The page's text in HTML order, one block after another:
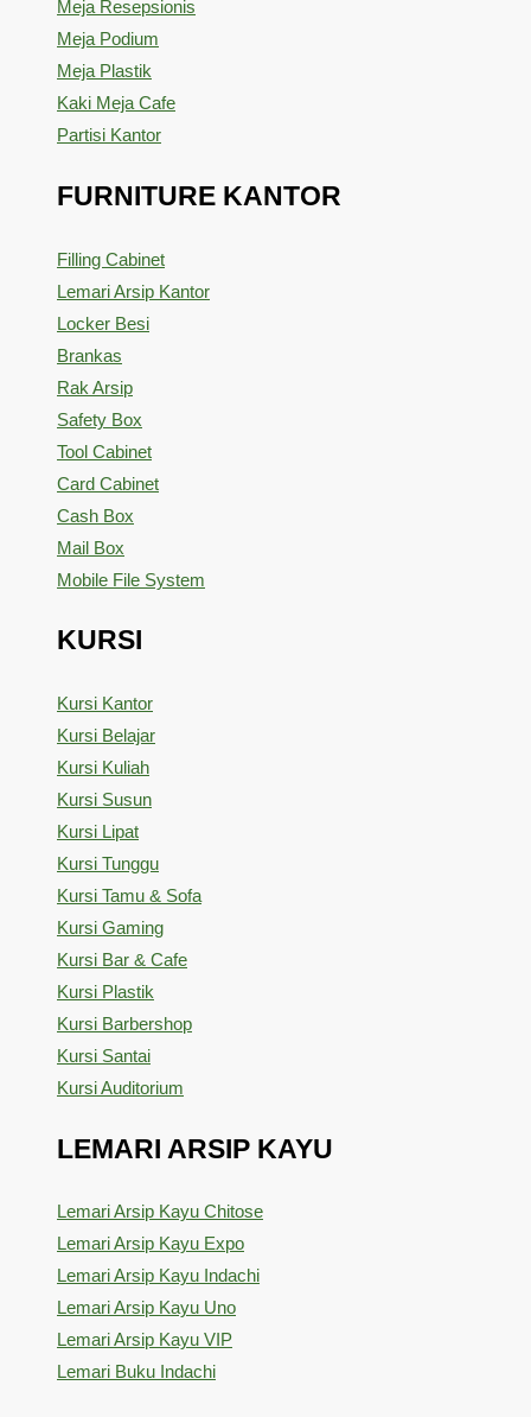
Meja Resepsionis
Meja Podium
Meja Plastik
Kaki Meja Cafe
Partisi Kantor
FURNITURE KANTOR
Filling Cabinet
Lemari Arsip Kantor
Locker Besi
Brankas
Rak Arsip
Safety Box
Tool Cabinet
Card Cabinet
Cash Box
Mail Box
Mobile File System
KURSI
Kursi Kantor
Kursi Belajar
Kursi Kuliah
Kursi Susun
Kursi Lipat
Kursi Tunggu
Kursi Tamu & Sofa
Kursi Gaming
Kursi Bar & Cafe
Kursi Plastik
Kursi Barbershop
Kursi Santai
Kursi Auditorium
LEMARI ARSIP KAYU
Lemari Arsip Kayu Chitose
Lemari Arsip Kayu Expo
Lemari Arsip Kayu Indachi
Lemari Arsip Kayu Uno
Lemari Arsip Kayu VIP
Lemari Buku Indachi